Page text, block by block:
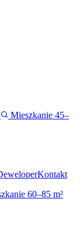
Mieszkanie 45–
Kontakt
60–85 m²